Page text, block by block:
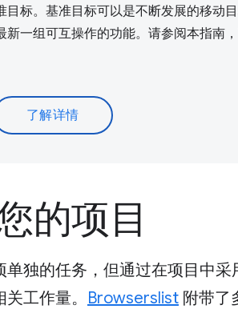
标。基准目标可以是不断发展的移动
一组可互操作的功能。请参阅本指南
了解详情
的项目
独的任务，但通过在项目中采
工作量。 Browserslist 附带了